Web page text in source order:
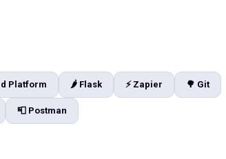
Platform 🌶️ Flask ⚡ Zapier 🌳 Git
📮 Postman